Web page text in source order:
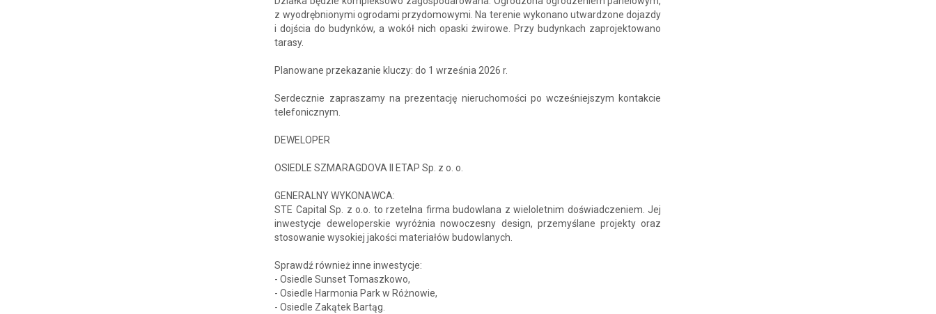
z wyodrębnionymi ogrodami przydomowymi. Na terenie wykonano utwardzone dojazdy
i dojścia do budynków, a wokół nich opaski żwirowe. Przy budynkach zaprojektowano
tarasy.
Planowane przekazanie kluczy: do 1 września 2026 r.
Serdecznie zapraszamy na prezentację nieruchomości po wcześniejszym kontakcie
telefonicznym.
DEWELOPER
OSIEDLE SZMARAGDOVA II ETAP Sp. z o. o.
GENERALNY WYKONAWCA:
STE Capital Sp. z o.o. to rzetelna firma budowlana z wieloletnim doświadczeniem. Jej
inwestycje deweloperskie wyróżnia nowoczesny design, przemyślane projekty oraz
stosowanie wysokiej jakości materiałów budowlanych.
Sprawdź również inne inwestycje:
- Osiedle Sunset Tomaszkowo,
- Osiedle Harmonia Park w Różnowie,
- Osiedle Zakątek Bartąg.